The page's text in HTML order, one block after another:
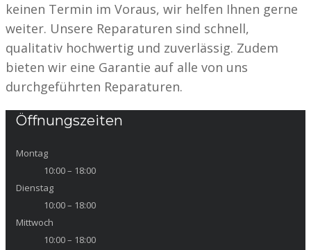
keinen Termin im Voraus, wir helfen Ihnen gerne
weiter. Unsere Reparaturen sind schnell,
qualitativ hochwertig und zuverlässig. Zudem
bieten wir eine Garantie auf alle von uns
durchgeführten Reparaturen.
Öffnungszeiten
Montag
10:00 – 18:00
Dienstag
10:00 – 18:00
Mittwoch
10:00 – 18:00